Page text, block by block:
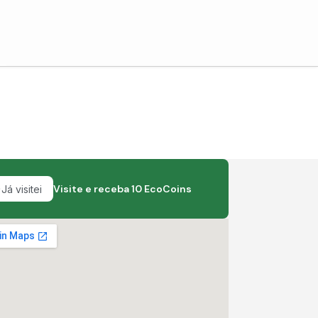
Já visitei Visite e receba 10 EcoCoins